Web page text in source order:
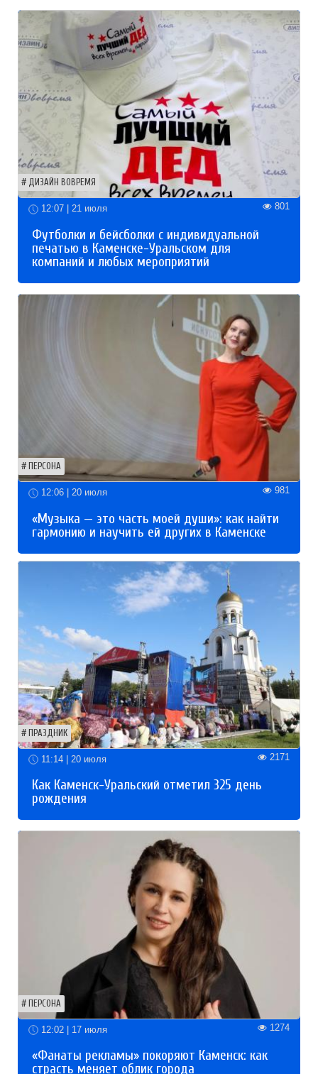
ДИЗАЙН ВОВРЕМЯ
12:07 | 21 июля 801
Футболки и бейсболки с индивидуальной
печатью в Каменске-Уральском для
компаний и любых мероприятий
ПЕРСОНА
12:06 | 20 июля 981
«Музыка — это часть моей души»: как найти
гармонию и научить ей других в Каменске
ПРАЗДНИК
11:14 | 20 июля 2171
Как Каменск-Уральский отметил 325 день
рождения
ПЕРСОНА
12:02 | 17 июля 1274
«Фанаты рекламы» покоряют Каменск: как
страсть меняет облик города